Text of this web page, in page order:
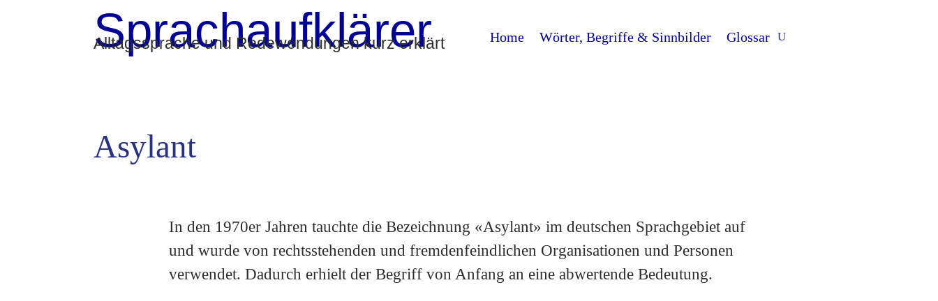
Sprachaufklärer
Alltagssprache und Redewendungen kurz erklärt Home Wörter, Begriffe & Sinnbilder Glossar
Asylant
In den 1970er Jahren tauchte die Bezeichnung «Asylant» im deutschen Sprachgebiet auf
und wurde von rechtsstehenden und fremdenfeindlichen Organisationen und Personen
verwendet. Dadurch erhielt der Begriff von Anfang an eine abwertende Bedeutung.